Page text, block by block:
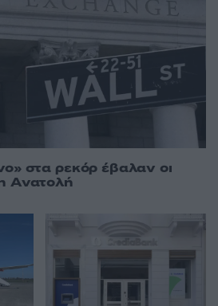
στα ρεκόρ έβαλαν οι
Ανατολή